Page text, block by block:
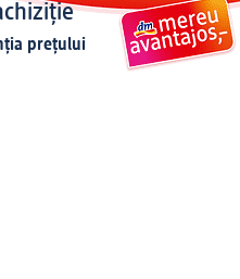
prețului